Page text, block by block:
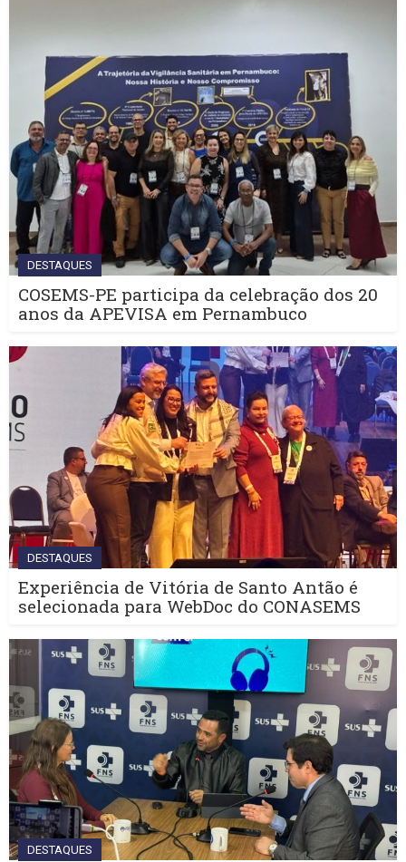
DESTAQUES
COSEMS-PE participa da celebração dos 20
anos da APEVISA em Pernambuco
DESTAQUES
Experiência de Vitória de Santo Antão é
selecionada para WebDoc do CONASEMS
DESTAQUES